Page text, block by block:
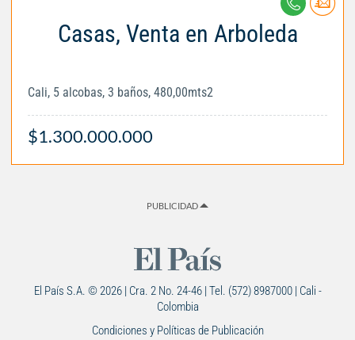
Casas, Venta en Arboleda
Cali, 5 alcobas, 3 baños, 480,00mts2
$1.300.000.000
PUBLICIDAD
El País S.A. © 2026 | Cra. 2 No. 24-46 | Tel. (572) 8987000 | Cali -
Colombia
Condiciones y Políticas de Publicación